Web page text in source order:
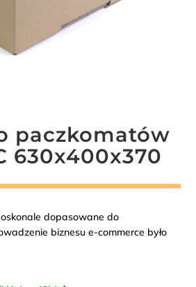
paczkomatów
630x400x370
dopasowane do
biznesu e-commerce było